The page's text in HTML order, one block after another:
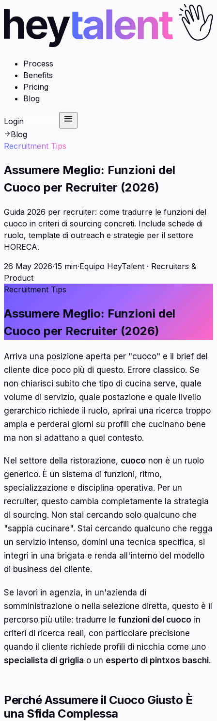
Process
Benefits
Pricing
Blog
Login
Blog
Recruitment Tips
Assumere Meglio: Funzioni del
Cuoco per Recruiter (2026)
Guida 2026 per recruiter: come tradurre le funzioni del
cuoco in criteri di sourcing concreti. Include schede di
ruolo, template di outreach e strategie per il settore
HORECA.
26 May 2026·15 min·Equipo HeyTalent · Recruiters &
Product
Recruitment Tips
Assumere Meglio: Funzioni del
Cuoco per Recruiter (2026)
Arriva una posizione aperta per "cuoco" e il brief del
cliente dice poco più di questo. Errore classico. Se
non chiarisci subito che tipo di cucina serve, quale
volume di servizio, quale postazione e quale livello
gerarchico richiede il ruolo, aprirai una ricerca troppo
ampia e perderai giorni su profili che cucinano bene
ma non si adattano a quel contesto.
Nel settore della ristorazione, cuoco non è un ruolo
generico. È un sistema di funzioni, ritmo,
specializzazione e disciplina operativa. Per un
recruiter, questo cambia completamente la strategia
di sourcing. Non stai cercando solo qualcuno che
"sappia cucinare". Stai cercando qualcuno che regga
un servizio intenso, domini una tecnica specifica, si
integri in una brigata e renda all'interno del modello
di business del cliente.
Se lavori in agenzia, in un'azienda di
somministrazione o nella selezione diretta, questo è il
percorso più utile: tradurre le funzioni del cuoco in
criteri di ricerca reali, con particolare precisione
quando il cliente richiede profili di nicchia come uno
specialista di griglia o un esperto di pintxos baschi.
Perché Assumere il Cuoco Giusto È
una Sfida Complessa